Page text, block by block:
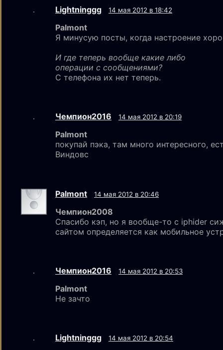
Lightninggg 14 мая 2012 в 18:42
Palmont
Я минусую посты, когда настроение
И где теперь вообще какие либо
операции с сообщениями?
С телефона их нет теперь.
Чемпион2016 14 мая 2012 в 20:19
Palmont
покупай пэка, там много интересного,
Виндовс
Palmont 14 мая 2012 в 20:46
Чемпион2008
Спасибо кэп, но я вообще-то с iphider
сайтом определяется как мобильное
Чемпион2016 14 мая 2012 в 20:53
Palmont
Не зачто
Lightninggg 14 мая 2012 в 20:54